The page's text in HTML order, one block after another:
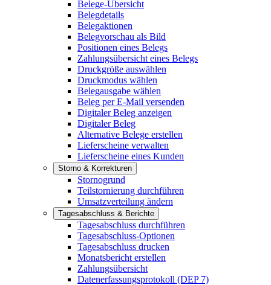
Belege-Übersicht
Belegdetails
Belegaktionen
Belegvorschau als Bild
Positionen eines Belegs
Zahlungsübersicht eines Belegs
Druckgröße auswählen
Druckmodus wählen
Belegausgabe wählen
Beleg per E-Mail versenden
Digitaler Beleg anzeigen
Digitaler Beleg
Alternative Belege erstellen
Lieferscheine verwalten
Lieferscheine eines Kunden
Storno & Korrekturen
Stornogrund
Teilstornierung durchführen
Umsatzverteilung ändern
Tagesabschluss & Berichte
Tagesabschluss durchführen
Tagesabschluss-Optionen
Tagesabschluss drucken
Monatsbericht erstellen
Zahlungsübersicht
Datenerfassungsprotokoll (DEP 7)